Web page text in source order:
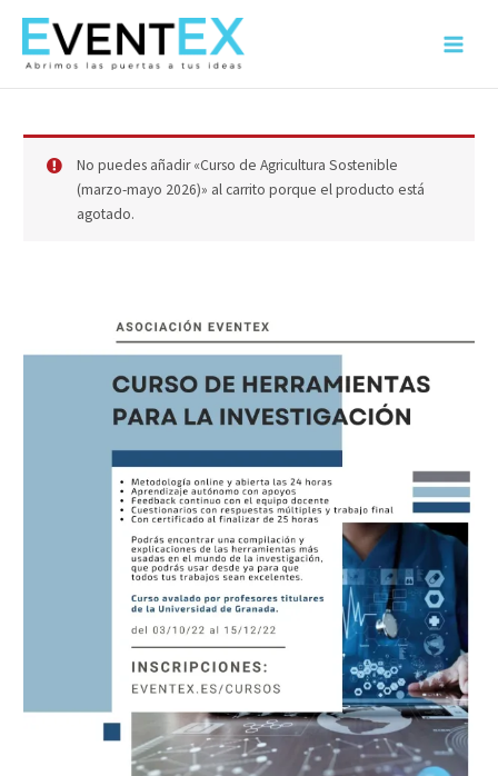
contenido
Main
No puedes añadir «Curso de Agricultura Sostenible
(marzo-mayo 2026)» al carrito porque el producto está
agotado.